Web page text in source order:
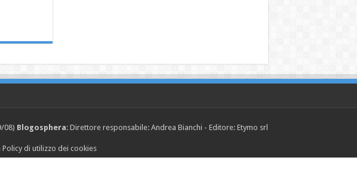
08) Blogosphera: Direttore responsabile: Andrea Bianchi - Editore: Etymo srl
Policy di utilizzo dei cookies